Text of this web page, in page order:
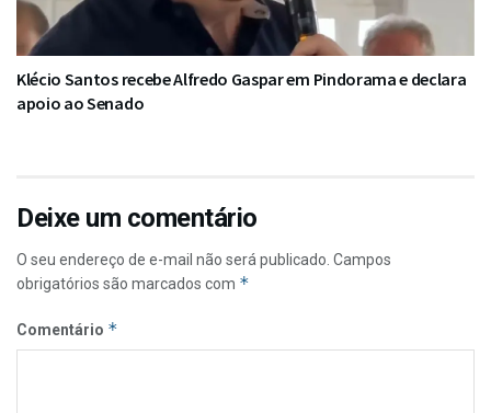
Klécio Santos recebe Alfredo Gaspar em Pindorama e declara
apoio ao Senado
Deixe um comentário
O seu endereço de e-mail não será publicado. Campos
obrigatórios são marcados com *
Comentário *